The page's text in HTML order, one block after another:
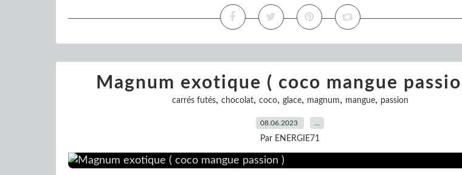
Magnum exotique ( coco mangue
carrés futés, chocolat, coco, glace, magnum, mangue, passion
08.06.2023
Par ENERGIE71